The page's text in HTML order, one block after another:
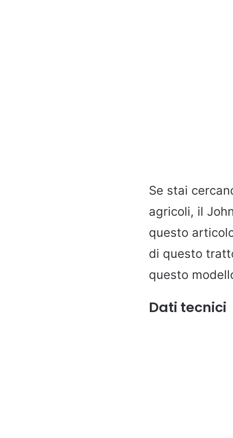
Se stai
agricoli, il
questo
di questo
questo
Dati tecnici